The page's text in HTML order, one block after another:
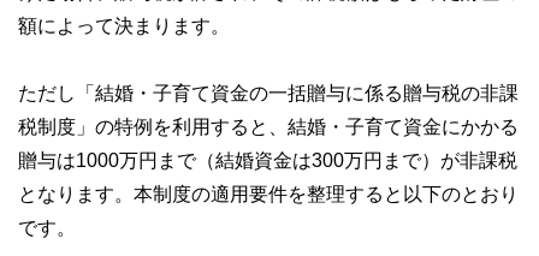
額によって決まります。
ただし「結婚・子育て資金の一括贈与に係る贈与税の非課
税制度」の特例を利用すると、結婚・子育て資金にかかる
贈与は1000万円まで（結婚資金は300万円まで）が非課税
となります。本制度の適用要件を整理すると以下のとおり
です。